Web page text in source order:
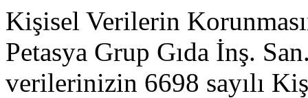
Kişisel Verilerin
Petasya Grup Gıda İnş.
verilerinizin 6698 sayılı